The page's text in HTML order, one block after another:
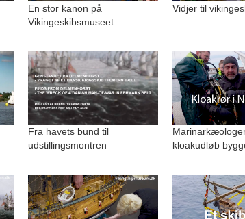
En stor kanon på
Vikingeskibsmuseet
Vidjer til
Fra havets bund til
udstillingsmontren
kloakudløb